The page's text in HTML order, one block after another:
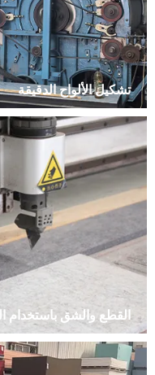
تشكيل الألواح الدقيقة
القطع والشق باستخدام